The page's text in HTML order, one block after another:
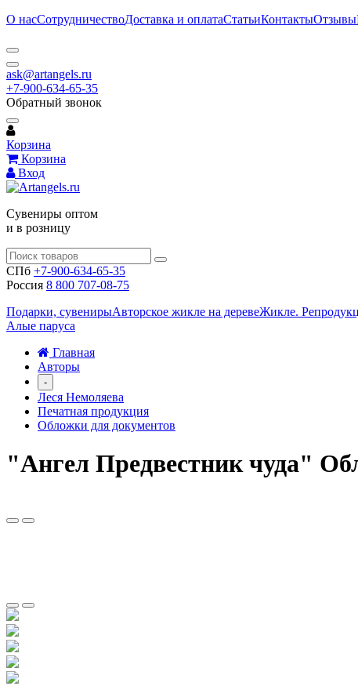
О насСотрудничествоДоставка и оплатаСтатьиКонтактыОтзывы
ask@artangels.ru
+7-900-634-65-35
Обратный звонок
Корзина
Корзина
Вход
Сувениры оптом
и в розницу
СПб +7-900-634-65-35
Россия 8 800 707-08-75
Подарки, сувенирыАвторское жикле на деревеЖикле.
Алые паруса
Главная
Авторы
-
Леся Немоляева
Печатная продукция
Обложки для документов
"Ангел Предвестник чуда"